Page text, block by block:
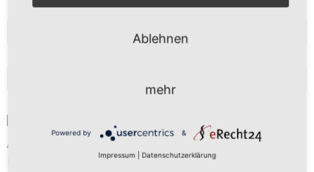
NEWSLETTERANMELDUNG
Butterplätzchen
Aus Omas altem Kochbuch stammt dieses leckere Rezept
Ablehnen
mehr
Powered by &
Impressum Datenschutzerklärung